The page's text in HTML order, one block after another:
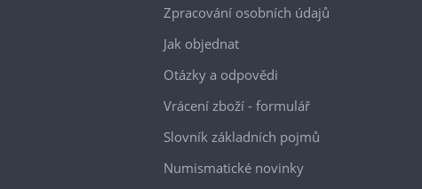
Zpracování osobních údajů
Jak objednat
Otázky a odpovědi
Vrácení zboží - formulář
Slovník základních pojmů
Numismatické novinky